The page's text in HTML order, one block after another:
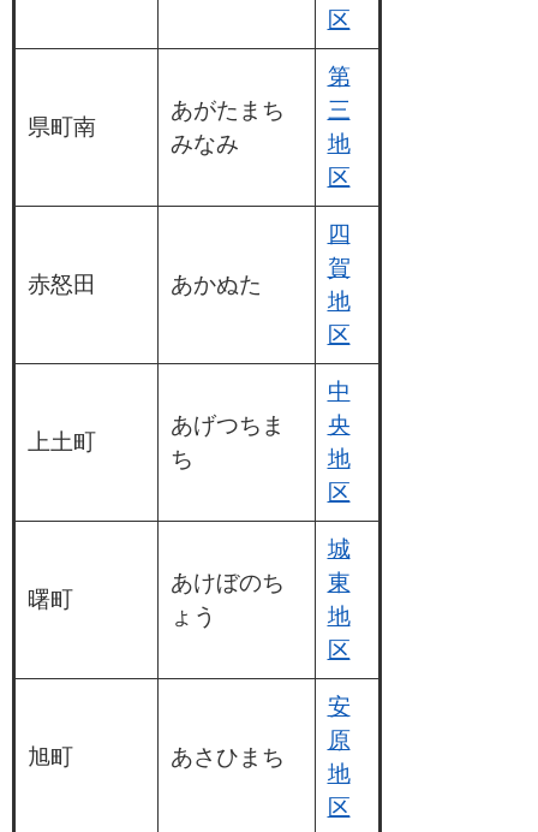
区
県町南
あがたまち
みなみ
第
三
地
区
赤怒田 あかぬた
四
賀
地
区
上土町
あげつちま
ち
中
央
地
区
曙町
あけぼのち
ょう
城
東
地
区
旭町 あさひまち
安
原
地
区